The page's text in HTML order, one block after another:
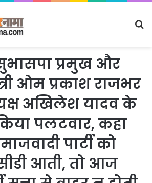
प्रमुख और
ओम प्रकाश राजभर
अखिलेश यादव के
पलटवार, कहा
पार्टी को
आती, तो आज